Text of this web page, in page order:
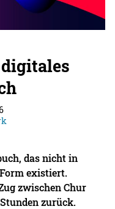
das nicht in
existiert.
zwischen Chur
zurück.